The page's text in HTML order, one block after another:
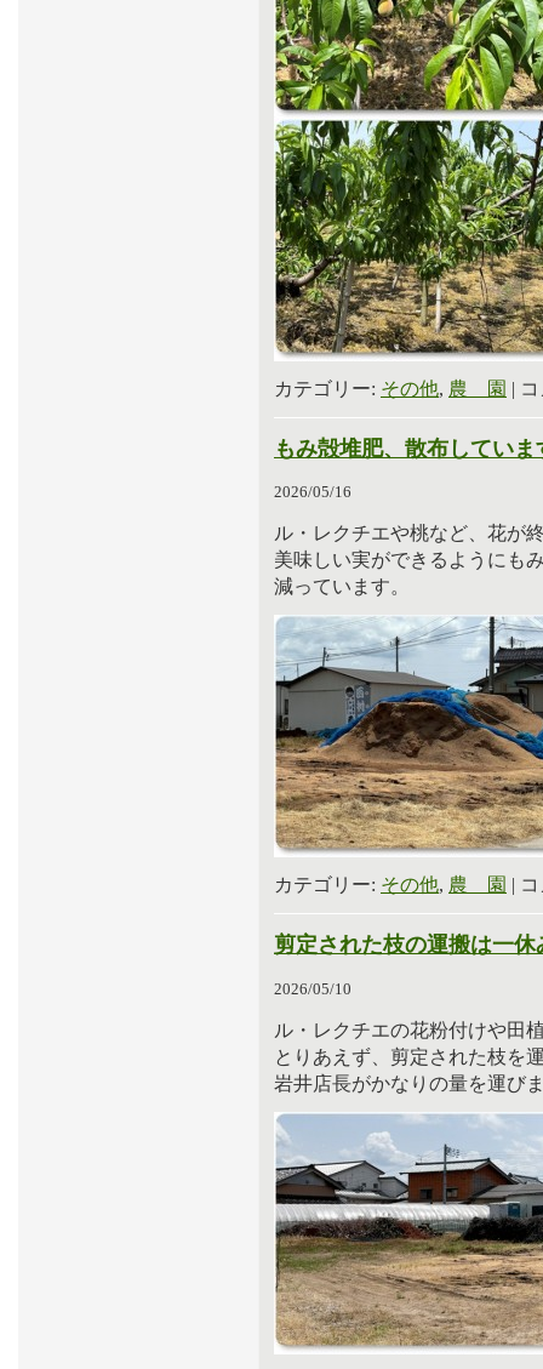
カテゴリー: その他, 農 園 |
もみ殻堆肥、散布していま
2026/05/16
ル・レクチエや桃など、花が
美味しい実ができるようにも
減っています。
カテゴリー: その他, 農 園 |
剪定された枝の運搬は一休
2026/05/10
ル・レクチエの花粉付けや田
とりあえず、剪定された枝を
岩井店長がかなりの量を運び